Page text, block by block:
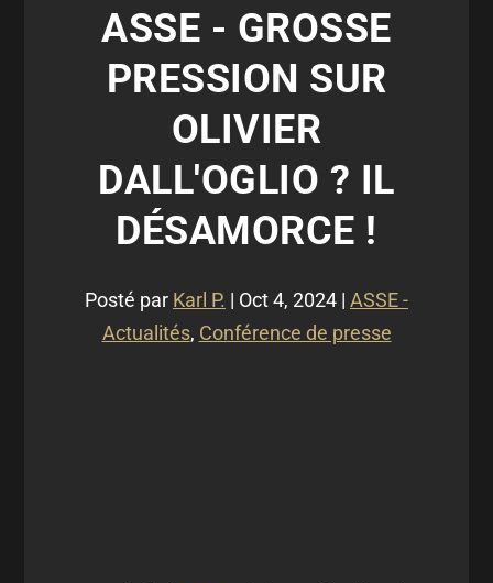
ASSE - GROSSE
PRESSION SUR
OLIVIER
DALL'OGLIO ? IL
DÉSAMORCE !
Posté par Karl P. | Oct 4, 2024 | ASSE -
Actualités, Conférence de presse